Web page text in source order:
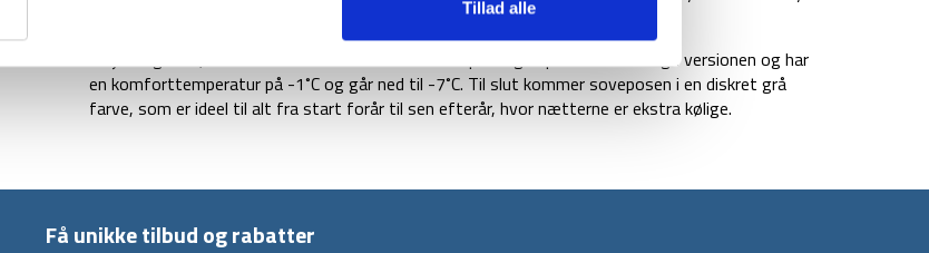
Tillad alle
Freja -5 grader, kommer med en anbefalet max kropslængde på 190 cm i Large versionen og har
en komforttemperatur på -1˚C og går ned til -7˚C. Til slut kommer soveposen i en diskret grå
farve, som er ideel til alt fra start forår til sen efterår, hvor nætterne er ekstra kølige.
Få unikke tilbud og rabatter